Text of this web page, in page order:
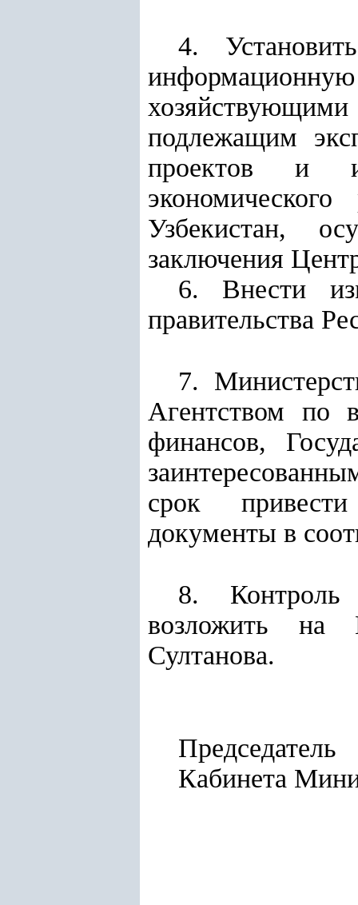
4.
подлежащим
проектов и
Узбекистан,
заключения
6. Внести
правительства
7.
Агентством по
финансов,
срок
документы в
8. Контроль
возложить на
Султанова.
Председатель